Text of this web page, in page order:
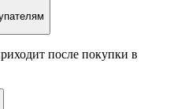
после покупки в